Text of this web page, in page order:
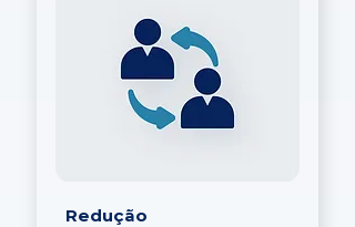
Redução